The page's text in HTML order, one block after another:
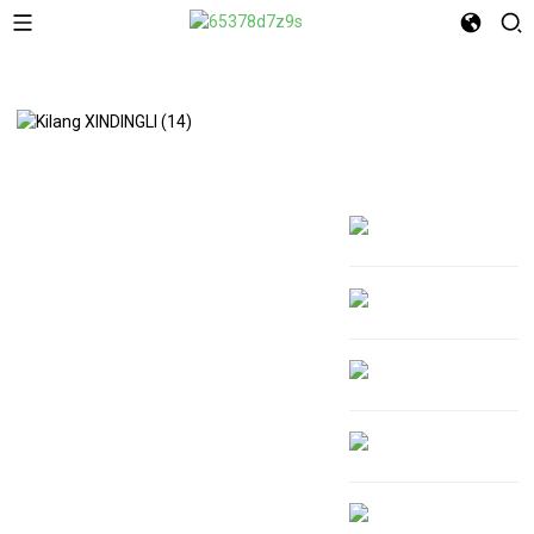
PERCETAKAN DIGITAL UNTUK
Bergelut dengan Masa Pendahuluan yang
berminggu-minggu untuk menunggu — dan anda tidak sepatutnya